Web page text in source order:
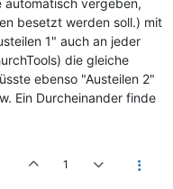
besetzt werden soll.) mit
1" auch an jeder
die gleiche
ebenso "Austeilen 2"
Ein Durcheinander finde
1